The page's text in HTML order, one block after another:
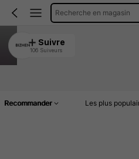
Recherche en magasin
BIZHEN
4.78
Suivre
106 Suiveurs
Recommander Les plus